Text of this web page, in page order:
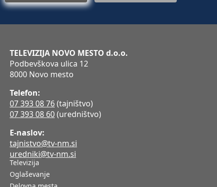
TELEVIZIJA NOVO MESTO d.o.o.
Podbevškova ulica 12
8000 Novo mesto
Telefon:
07 393 08 76(tajništvo)
07 393 08 60(uredništvo)
E-naslov:
tajnistvo@tv-nm.si
uredniki@tv-nm.si
Televizija
Oglaševanje